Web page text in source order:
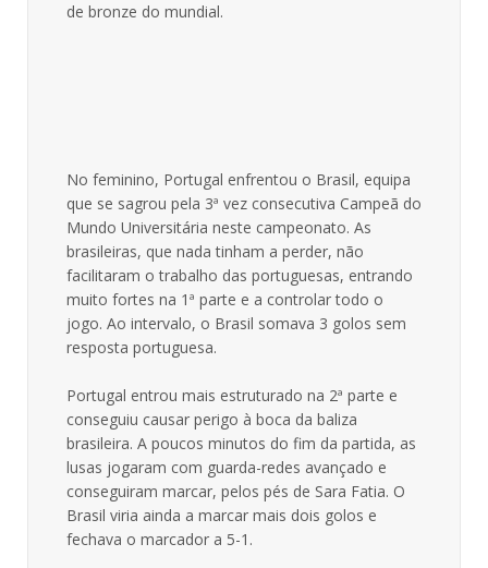
de bronze do mundial.
No feminino, Portugal enfrentou o Brasil, equipa
que se sagrou pela 3ª vez consecutiva Campeã do
Mundo Universitária neste campeonato. As
brasileiras, que nada tinham a perder, não
facilitaram o trabalho das portuguesas, entrando
muito fortes na 1ª parte e a controlar todo o
jogo. Ao intervalo, o Brasil somava 3 golos sem
resposta portuguesa.
Portugal entrou mais estruturado na 2ª parte e
conseguiu causar perigo à boca da baliza
brasileira. A poucos minutos do fim da partida, as
lusas jogaram com guarda-redes avançado e
conseguiram marcar, pelos pés de Sara Fatia. O
Brasil viria ainda a marcar mais dois golos e
fechava o marcador a 5-1.